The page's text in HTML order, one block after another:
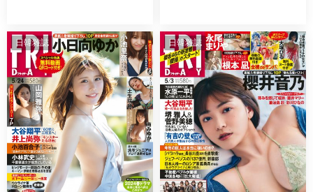
日韓雜誌 日韓雜誌